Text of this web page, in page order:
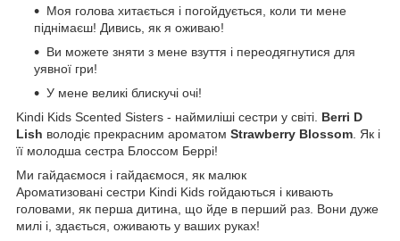
Моя голова хитається і погойдується, коли ти мене
піднімаєш! Дивись, як я оживаю!
Ви можете зняти з мене взуття і переодягнутися для
уявної гри!
У мене великі блискучі очі!
Kindi Kids Scented Sisters - наймиліші сестри у світі. Berri D
Lish володіє прекрасним ароматом Strawberry Blossom. Як і
її молодша сестра Блоссом Беррі!
Ми гайдаємося і гайдаємося, як малюк
Ароматизовані сестри Kindi Kids гойдаються і кивають
головами, як перша дитина, що йде в перший раз. Вони дуже
милі і, здається, оживають у ваших руках!